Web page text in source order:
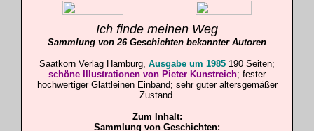
Ich finde meinen Weg
Sammlung von 26 Geschichten bekannter Autoren
Saatkorn Verlag Hamburg, Ausgabe um 1985 190 Seiten;
schöne Illustrationen von Pieter Kunstreich; fester
hochwertiger Glattleinen Einband; sehr guter altersgemäßer
Zustand.
Zum Inhalt:
Sammlung von Geschichten: